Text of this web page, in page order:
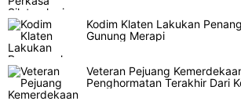
Kodim Klaten Lakukan
Gunung Merapi
Veteran Pejuang
Penghormatan Terakhir Dari